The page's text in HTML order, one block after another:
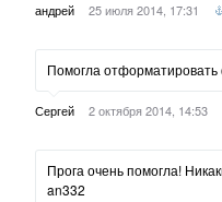
андрей 25 июля 2014, 17:31
Помогла
Сергей 2 октября 2014, 14:53
Прога очень помогла!
an332